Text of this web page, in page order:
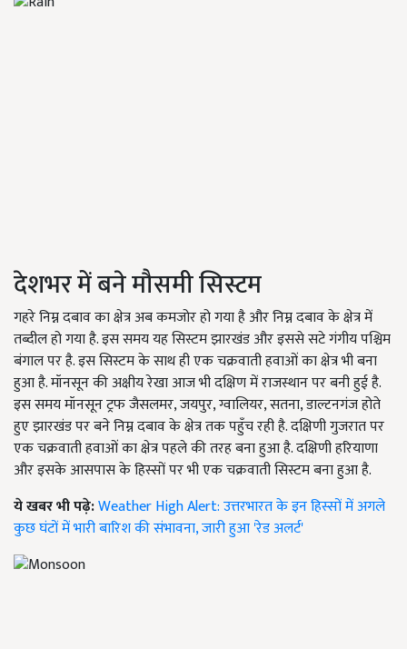
देशभर में बने मौसमी सिस्टम
गहरे निम्न दबाव का क्षेत्र अब कमजोर हो गया है और निम्न दबाव के क्षेत्र में
तब्दील हो गया है. इस समय यह सिस्टम झारखंड और इससे सटे गंगीय पश्चिम
बंगाल पर है. इस सिस्टम के साथ ही एक चक्रवाती हवाओं का क्षेत्र भी बना
हुआ है. मॉनसून की अक्षीय रेखा आज भी दक्षिण में राजस्थान पर बनी हुई है.
इस समय मॉनसून ट्रफ जैसलमर, जयपुर, ग्वालियर, सतना, डाल्टनगंज होते
हुए झारखंड पर बने निम्न दबाव के क्षेत्र तक पहुँच रही है. दक्षिणी गुजरात पर
एक चक्रवाती हवाओं का क्षेत्र पहले की तरह बना हुआ है. दक्षिणी हरियाणा
और इसके आसपास के हिस्सों पर भी एक चक्रवाती सिस्टम बना हुआ है.
ये खबर भी पढ़े:Weather High Alert: उत्तरभारत के इन हिस्सों में अगले
कुछ घंटों में भारी बारिश की संभावना, जारी हुआ 'रेड अलर्ट'